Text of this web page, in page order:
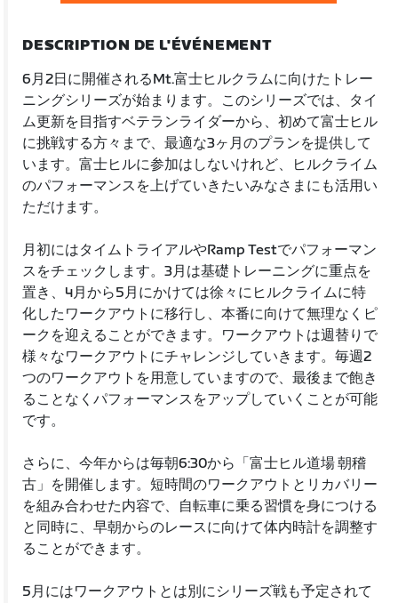
DESCRIPTION DE L'ÉVÉNEMENT
6月2日に開催されるMt.富士ヒルクラムに向けたトレー
ニングシリーズが始まります。このシリーズでは、タイ
ム更新を目指すベテランライダーから、初めて富士ヒル
に挑戦する方々まで、最適な3ヶ月のプランを提供して
います。富士ヒルに参加はしないけれど、ヒルクライム
のパフォーマンスを上げていきたいみなさまにも活用い
ただけます。
月初にはタイムトライアルやRamp Testでパフォーマン
スをチェックします。3月は基礎トレーニングに重点を
置き、4月から5月にかけては徐々にヒルクライムに特
化したワークアウトに移行し、本番に向けて無理なくピ
ークを迎えることができます。ワークアウトは週替りで
様々なワークアウトにチャレンジしていきます。毎週2
つのワークアウトを用意していますので、最後まで飽き
ることなくパフォーマンスをアップしていくことが可能
です。
さらに、今年からは毎朝6:30から「富士ヒル道場 朝稽
古」を開催します。短時間のワークアウトとリカバリー
を組み合わせた内容で、自転車に乗る習慣を身につける
と同時に、早朝からのレースに向けて体内時計を調整す
ることができます。
5月にはワークアウトとは別にシリーズ戦も予定されて